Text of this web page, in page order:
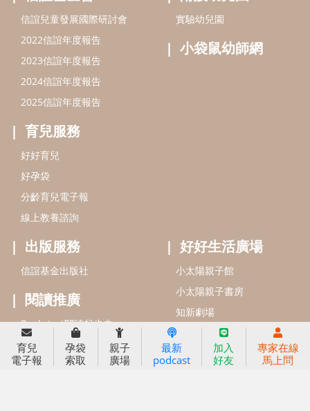
信誼基金會
信誼兒童發展國際研討會
2023信誼年度報告
2024信誼年度報告
2025信誼年度報告
育兒服務
好好育兒
好孕袋
小袋鼠幼師網
育兒
電子報
孕袋
索取
親子
廣場
最新
podcast
加入
好友
專家在線
馬上問